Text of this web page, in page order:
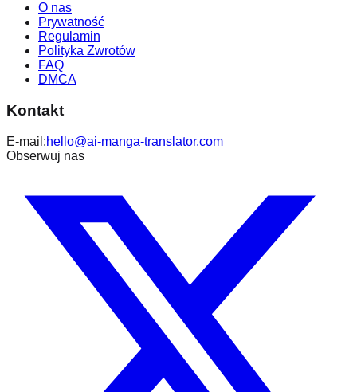
O nas
Prywatność
Regulamin
Polityka Zwrotów
FAQ
DMCA
Kontakt
E-mail:hello@ai-manga-translator.com
Obserwuj nas